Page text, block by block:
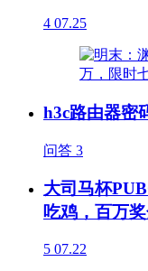
4 07.25
h3c路由器密
问答 3
大司马杯
吃鸡，百万
5 07.22